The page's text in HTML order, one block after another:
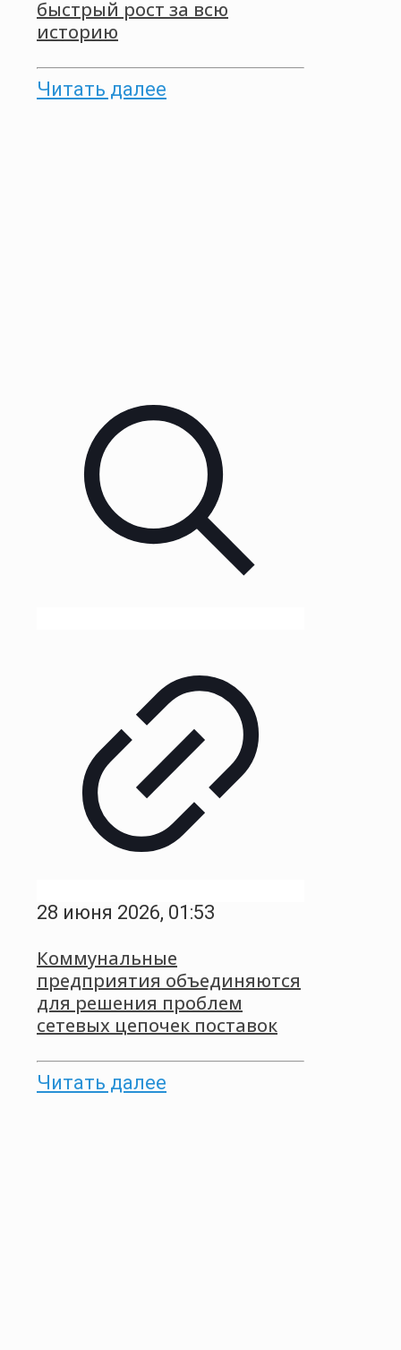
быстрый рост за всю
историю
Читать далее
28 июня 2026, 01:53
Коммунальные
предприятия объединяются
для решения проблем
сетевых цепочек поставок
Читать далее